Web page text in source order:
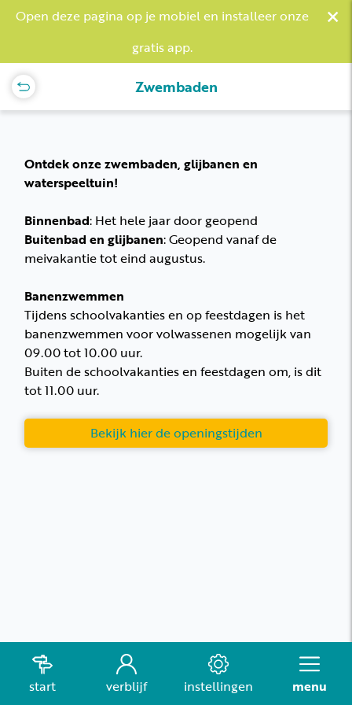
Open deze pagina op je mobiel en installeer onze
gratis app.
×
Zwembaden
Ontdek onze zwembaden, glijbanen en
waterspeeltuin!
Binnenbad: Het hele jaar door geopend
Buitenbad en glijbanen: Geopend vanaf de
meivakantie tot eind augustus.
Banenzwemmen
Tijdens schoolvakanties en op feestdagen is het
banenzwemmen voor volwassenen mogelijk van
09.00 tot 10.00 uur.
Buiten de schoolvakanties en feestdagen om, is dit
tot 11.00 uur.
Bekijk hier de openingstijden
start verblijf instellingen menu